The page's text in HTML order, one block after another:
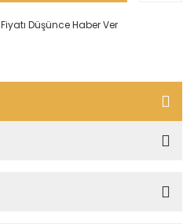
Fiyatı Düşünce Haber Ver